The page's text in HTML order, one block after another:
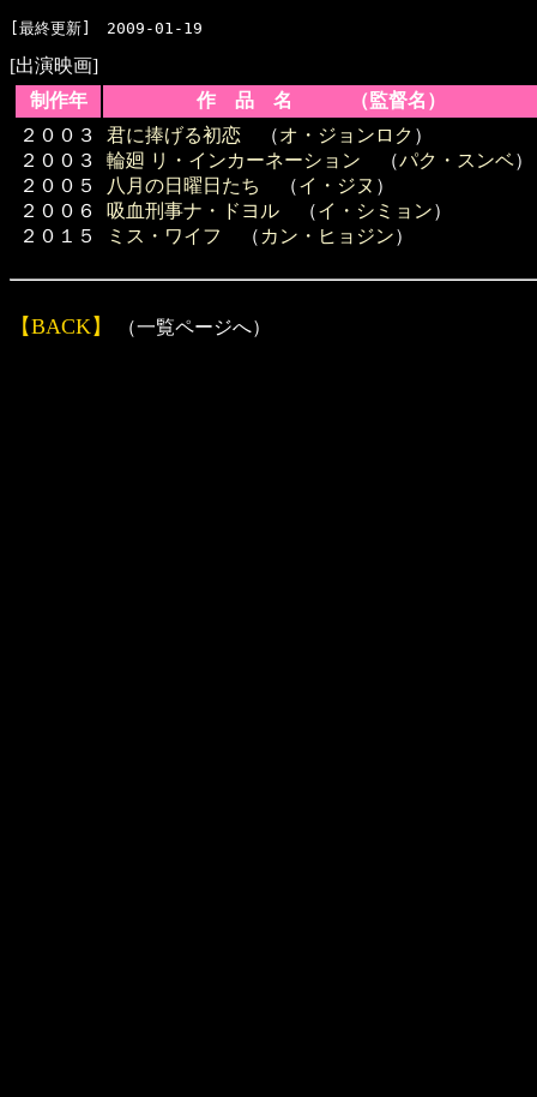
[出演映画]
制作年
作 品 名 （監督名）
２００３
２００３
２００５
２００６
２０１５
君に捧げる初恋 （オ・ジョンロク ）
輪廻 リ・インカーネーション （パク・スンベ）
八月の日曜日たち
（イ・ジヌ ）
吸血刑事ナ・ドヨル （イ・シミョン）
ミス・ワイフ
（ カン・ヒョジン）
【BACK】 （一覧ページへ）